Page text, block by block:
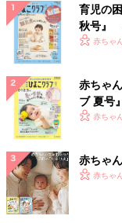
＜「トイトレは夏」
『トイトレは夏
育児の
秋号』
いっぱ
赤ちゃ
赤ちゃ
ブ 夏号
く！ お
赤ちゃ
赤ちゃ
赤ちゃ